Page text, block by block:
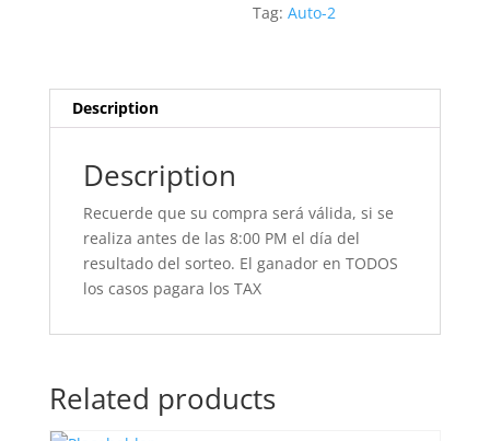
Tag:Auto-2
Description
Description
Recuerde que su compra será válida, si se
realiza antes de las 8:00 PM el día del
resultado del sorteo. El ganador en TODOS
los casos pagara los TAX
Related products